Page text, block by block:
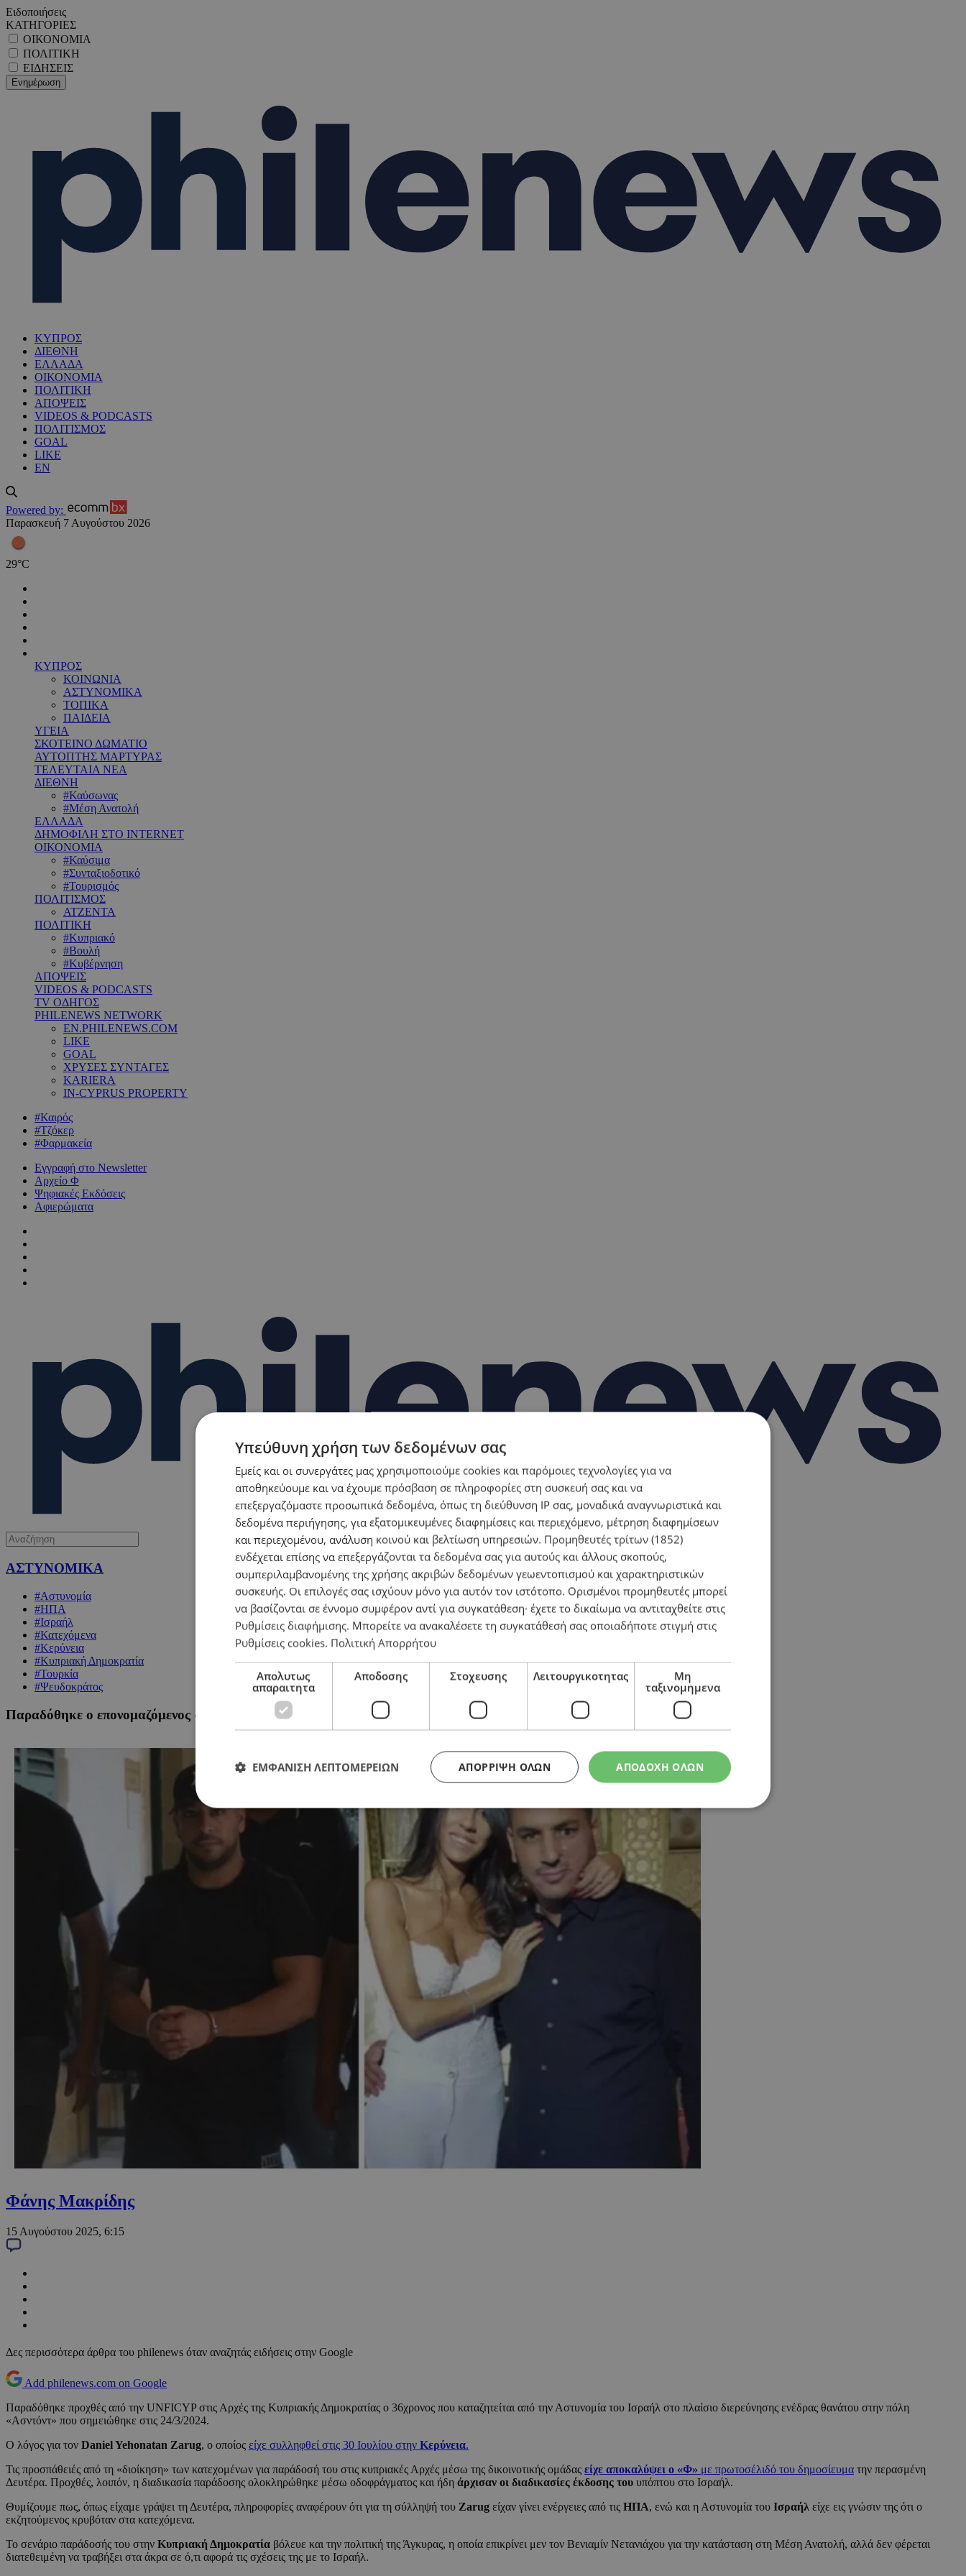
Ειδοποιήσεις
ΚΑΤΗΓΟΡΙΕΣ
ΟΙΚΟΝΟΜΙΑ
ΠΟΛΙΤΙΚΗ
ΕΙΔΗΣΕΙΣ
ΚΥΠΡΟΣ
ΔΙΕΘΝΗ
ΕΛΛΑΔΑ
ΟΙΚΟΝΟΜΙΑ
ΠΟΛΙΤΙΚΗ
ΑΠΟΨΕΙΣ
VIDEOS & PODCASTS
ΠΟΛΙΤΙΣΜΟΣ
GOAL
LIKE
EN
Powered by:
Παρασκευή 7 Αυγούστου 2026
29°C
ΚΥΠΡΟΣ
ΚΟΙΝΩΝΙΑ
ΑΣΤΥΝΟΜΙΚΑ
ΤΟΠΙΚΑ
ΠΑΙΔΕΙΑ
ΥΓΕΙΑ
ΣΚΟΤΕΙΝΟ ΔΩΜΑΤΙΟ
ΑΥΤΟΠΤΗΣ ΜΑΡΤΥΡΑΣ
ΤΕΛΕΥΤΑΙΑ ΝΕΑ
ΔΙΕΘΝΗ
#Καύσωνας
#Μέση Ανατολή
ΕΛΛΑΔΑ
ΔΗΜΟΦΙΛΗ ΣΤΟ INTERNET
ΟΙΚΟΝΟΜΙΑ
#Καύσιμα
#Συνταξιοδοτικό
#Τουρισμός
ΠΟΛΙΤΙΣΜΟΣ
ΑΤΖΕΝΤΑ
ΠΟΛΙΤΙΚΗ
#Κυπριακό
#Βουλή
#Κυβέρνηση
ΑΠΟΨΕΙΣ
VIDEOS & PODCASTS
TV ΟΔΗΓΟΣ
PHILENEWS NETWORK
EN.PHILENEWS.COM
LIKE
GOAL
ΧΡΥΣΕΣ ΣΥΝΤΑΓΕΣ
KARIERA
IN-CYPRUS PROPERTY
#Καιρός
#Τζόκερ
#Φαρμακεία
Εγγραφή στο Newsletter
Αρχείο Φ
Ψηφιακές Εκδόσεις
Αφιερώματα
ΑΣΤΥΝΟΜΙΚΑ
#Αστυνομία
#ΗΠΑ
#Ισραήλ
#Κατεχόμενα
#Κερύνεια
#Κυπριακή Δημοκρατία
#Τουρκία
#Ψευδοκράτος
Παραδόθηκε ο επονομαζόμενος «Andros» στην Αστυνομία Κύπρου κι άρχισε διαδικασία έκδοσης του στο Ισραήλ
Φάνης Μακρίδης
15 Αυγούστου 2025, 6:15
Δες περισσότερα άρθρα του philenews όταν αναζητάς ειδήσεις στην Google
Add philenews.com on Google
Παραδόθηκε προχθές από την UNFICYP στις Αρχές της Κυπριακής Δημοκρατίας ο 36χρονος που καταζητείται από την Αστυνομία του Ισραήλ στο πλαίσιο διερεύνησης ενέδρας θανάτου στην πόλη
«Ασντόντ» που σημειώθηκε στις 24/3/2024.
Ο λόγος για τον Daniel Yehonatan Zarug, ο οποίος είχε συλληφθεί στις 30 Ιουλίου στην Κερύνεια.
Τις προσπάθειές από τη «διοίκηση» των κατεχομένων για παράδοσή του στις κυπριακές Αρχές μέσω της δικοινοτικής ομάδας είχε αποκαλύψει ο «Φ» με πρωτοσέλιδό του δημοσίευμα την περασμένη
Δευτέρα. Προχθές, λοιπόν, η διαδικασία παράδοσης ολοκληρώθηκε μέσω οδοφράγματος και ήδη άρχισαν οι διαδικασίες έκδοσης του υπόπτου στο Ισραήλ.
Θυμίζουμε πως, όπως είχαμε γράψει τη Δευτέρα, πληροφορίες αναφέρουν ότι για τη σύλληψή του Zarug είχαν γίνει ενέργειες από τις ΗΠΑ, ενώ και η Αστυνομία του Ισραήλ είχε εις γνώσιν της ότι ο
εκζητούμενος κρυβόταν στα κατεχόμενα.
Το σενάριο παράδοσής του στην Κυπριακή Δημοκρατία βόλευε και την πολιτική της Άγκυρας, η οποία επικρίνει μεν τον Βενιαμίν Νετανιάχου για την κατάσταση στη Μέση Ανατολή, αλλά δεν φέρεται
διατεθειμένη να τραβήξει στα άκρα σε ό,τι αφορά τις σχέσεις της με το Ισραήλ.
Υπεύθυνη χρήση των δεδομένων σας
Εμείς και οι συνεργάτες μας χρησιμοποιούμε cookies και παρόμοιες τεχνολογίες για να
αποθηκεύουμε και να έχουμε πρόσβαση σε πληροφορίες στη συσκευή σας και να
επεξεργαζόμαστε προσωπικά δεδομένα, όπως τη διεύθυνση IP σας, μοναδικά αναγνωριστικά και
δεδομένα περιήγησης, για εξατομικευμένες διαφημίσεις και περιεχόμενο, μέτρηση διαφημίσεων
και περιεχομένου, ανάλυση κοινού και βελτίωση υπηρεσιών. Προμηθευτές τρίτων (1852)
ενδέχεται επίσης να επεξεργάζονται τα δεδομένα σας για αυτούς και άλλους σκοπούς,
συμπεριλαμβανομένης της χρήσης ακριβών δεδομένων γεωεντοπισμού και χαρακτηριστικών
συσκευής. Οι επιλογές σας ισχύουν μόνο για αυτόν τον ιστότοπο. Ορισμένοι προμηθευτές μπορεί
να βασίζονται σε έννομο συμφέρον αντί για συγκατάθεση· έχετε το δικαίωμα να αντιταχθείτε στις
Ρυθμίσεις διαφήμισης. Μπορείτε να ανακαλέσετε τη συγκατάθεσή σας οποιαδήποτε στιγμή στις
Ρυθμίσεις cookies. Πολιτική Απορρήτου
Απολυτως
απαραιτητα
Αποδοσης Στοχευσης Λειτουργικοτητας
Μη
ταξινομημενα
ΑΠΟΔΟΧΗ ΟΛΩΝ
ΑΠΌΡΡΙΨΗ ΌΛΩΝ
ΕΜΦΑΝΙΣΗ ΛΕΠΤΟΜΕΡΕΙΩΝ